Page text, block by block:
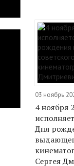
03 ноябрь
4 ноября
Дня
Сергея